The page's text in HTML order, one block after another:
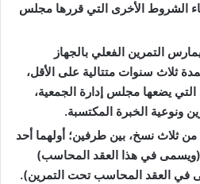
الشروط الأخرى التي قررها مجلس
التمرين الفعلي بالجهاز
ثلاث سنوات متتالية على الأقل،
يضعها مجلس إدارة الجمعية،
ونوعية الخبرة المكتسبة.
ثلاث نسخ، بين طرفين؛ أولهما أحد
(ويسمى في هذا العقد المحاسب)
في العقد المحاسب تحت التمرين).